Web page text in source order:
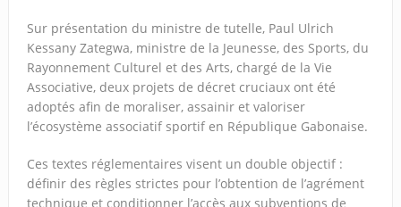
Sur présentation du ministre de tutelle, Paul Ulrich
Kessany Zategwa, ministre de la Jeunesse, des Sports, du
Rayonnement Culturel et des Arts, chargé de la Vie
Associative, deux projets de décret cruciaux ont été
adoptés afin de moraliser, assainir et valoriser
l’écosystème associatif sportif en République Gabonaise.
Ces textes réglementaires visent un double objectif :
définir des règles strictes pour l’obtention de l’agrément
technique et conditionner l’accès aux subventions de